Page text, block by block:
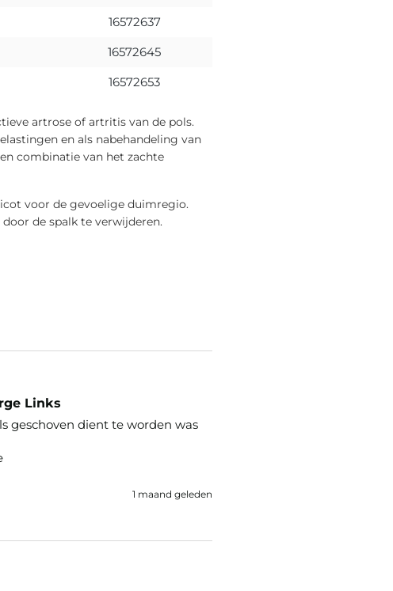
16572637
16572645
16572653
artrose of artritis van de pols.
en als nabehandeling van
combinatie van het zachte
voor de gevoelige duimregio.
de spalk te verwijderen.
Links
geschoven dient te worden was
1 maand geleden